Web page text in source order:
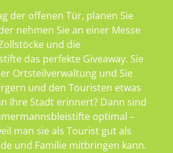
der offenen Tür, planen Sie
nehmen Sie an einer Messe
und die
das perfekte Giveaway. Sie
Ortsteilverwaltung und Sie
und den Touristen etwas
Ihre Stadt erinnert? Dann sind
optimal –
man sie als Tourist gut als
und Familie mitbringen kann.